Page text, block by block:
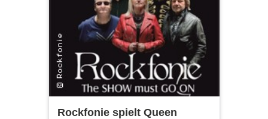
Rockfonie spielt Queen